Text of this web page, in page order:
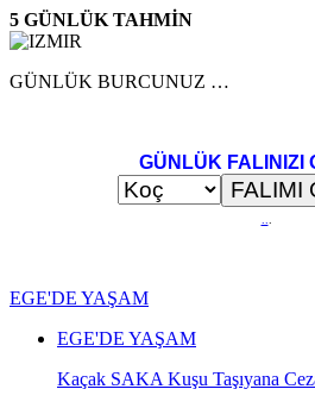
5 GÜNLÜK TAHMİN
GÜNLÜK BURCUNUZ …
GÜNLÜK FALINIZI
...
EGE'DE YAŞAM
EGE'DE YAŞAM
Kaçak SAKA Kuşu Taşıyana